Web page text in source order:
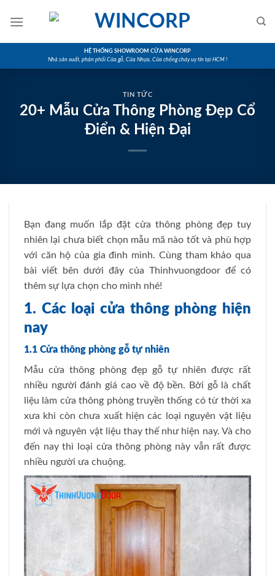
HỆ THỐNG SHOWROOM CỬA WINCORP
Nhà sản xuất, phân phối Cửa gỗ, Cửa Nhựa, Cửa chống cháy uy tín tại HCM !
TIN TỨC
20+ Mẫu Cửa Thông Phòng Đẹp Cổ
Điển & Hiện Đại
Bạn đang muốn lắp đặt cửa thông phòng đẹp tuy
nhiên lại chưa biết chọn mẫu mã nào tốt và phù hợp
với căn hộ của gia đình mình. Cùng tham khảo qua
bài viết bên dưới đây của Thinhvuongdoor để có
thêm sự lựa chọn cho mình nhé!
1. Các loại cửa thông phòng hiện
nay
1.1 Cửa thông phòng gỗ tự nhiên
Mẫu cửa thông phòng đẹp gỗ tự nhiên được rất
nhiều người đánh giá cao về độ bền. Bởi gỗ là chất
liệu làm cửa thông phòng truyền thống có từ thời xa
xưa khi còn chưa xuất hiện các loại nguyên vật liệu
mới và nguyên vật liệu thay thế như hiện nay. Và cho
đến nay thì loại cửa thông phòng này vẫn rất được
nhiều người ưa chuộng.